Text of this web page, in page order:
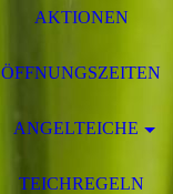
AKTIONEN
ÖFFNUNGSZEITEN
ANGELTEICHE
TEICHREGELN